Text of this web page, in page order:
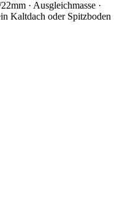
· Ausgleichmasse ·
Kaltdach oder Spitzboden